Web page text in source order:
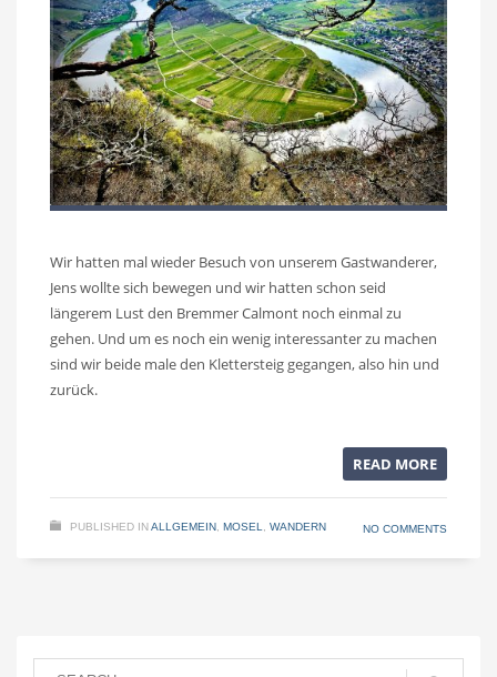
Wir hatten mal wieder Besuch von unserem Gastwanderer,
Jens wollte sich bewegen und wir hatten schon seid
längerem Lust den Bremmer Calmont noch einmal zu
gehen. Und um es noch ein wenig interessanter zu machen
sind wir beide male den Klettersteig gegangen, also hin und
zurück.
READ MORE
PUBLISHED INALLGEMEIN MOSEL WANDERN NO COMMENTS